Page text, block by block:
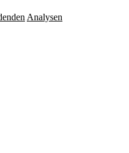
Analysen